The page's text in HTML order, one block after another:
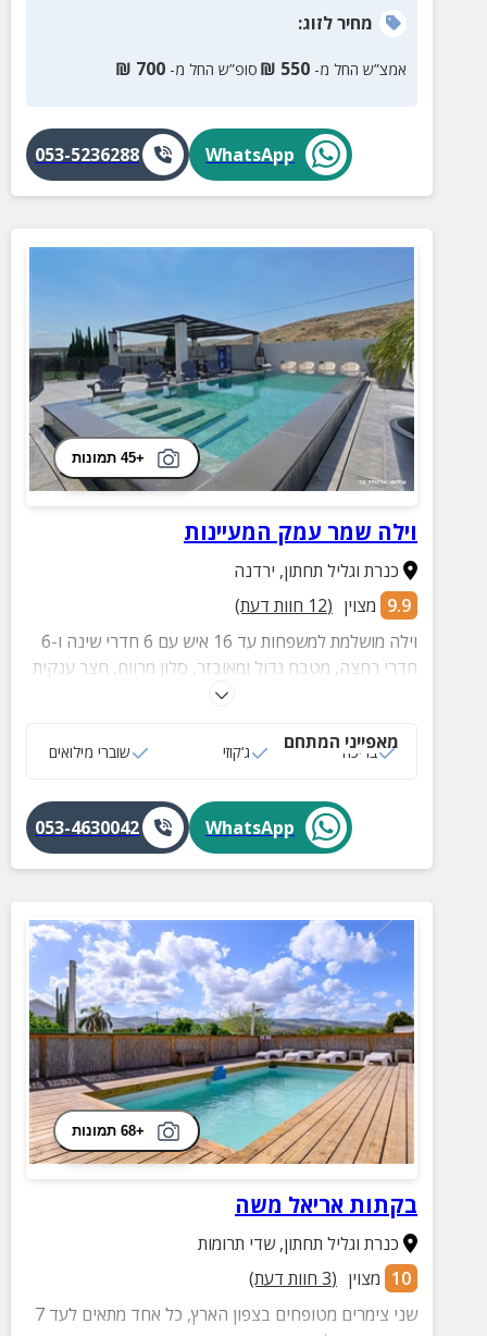
מחירלזוג:
אמצ”ש החל מ- 550
₪ סופ”ש החל מ- 700
₪
WhatsApp
053-5236288
+45 תמונות
וילה שמר עמק המעיינות
כנרת וגליל תחתון, ירדנה
9.9 מצוין (
12 חוות דעת)
וילה מושלמת למשפחות עד 16 איש עם 6 חדרי שינה ו-6
חדרי רחצה, מטבח גדול ומאובזר, סלון מרווח, חצר ענקית
עם נוף עוצר נשימה, בריכת גלישה מגודרת ומחוממת,
כדורגל ועוד.
מאפייני המתחם
בריכה ג‘קוזי שוברי מילואים
WhatsApp
053-4630042
+68 תמונות
בקתות אריאל משה
כנרת וגליל תחתון,שדי תרומות
10 מצוין (
3 חוות דעת)
שני צימרים מטופחים בצפון הארץ, כל אחד מתאים לעד 7